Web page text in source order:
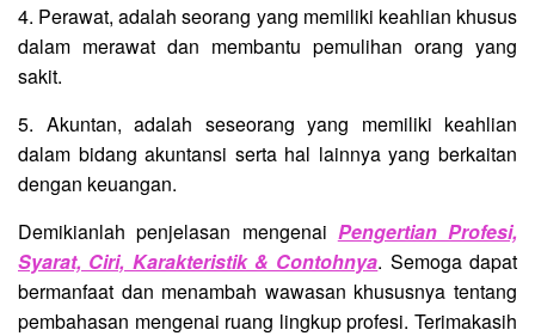
4. Perawat, adalah seorang yang memiliki keahlian khusus
dalam merawat dan membantu pemulihan orang yang
sakit.
5. Akuntan, adalah seseorang yang memiliki keahlian
dalam bidang akuntansi serta hal lainnya yang berkaitan
dengan keuangan.
Demikianlah penjelasan mengenai Pengertian Profesi,
Syarat, Ciri, Karakteristik & Contohnya. Semoga dapat
bermanfaat dan menambah wawasan khususnya tentang
pembahasan mengenai ruang lingkup profesi. Terimakasih